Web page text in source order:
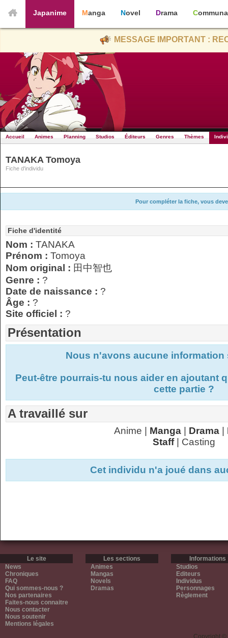
Japanime Manga Novel Drama
MESSAGE IMPORTANT :
Accueil Animes Planning Studios Éditeurs Genres Thèmes
TANAKA Tomoya
Fiche d'individu
Pour compléter la fiche, vous
Fiche d'identité
Nom : TANAKA
Prénom : Tomoya
Nom original : 田中智也
Genre : ?
Date de naissance : ?
Âge : ?
Site officiel : ?
Présentation
Nous n'avons aucune
Peut-être pourrais-tu nous aider en ajoutant
cette partie ?
A travaillé sur
Anime | Manga| Drama|
Staff| Casting
Cet individu n'a joué dans
Le site
News
Chroniques
FAQ
Qui sommes-nous ?
Nos partenaires
Faites-nous connaitre
Nous contacter
Nous soutenir
Mentions légales
Les sections
Animes
Mangas
Novels
Dramas
Informations
Studios
Editeurs
Individus
Personnages
Règlement
Copyright ©